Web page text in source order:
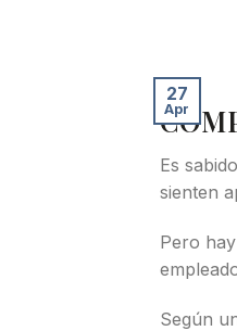
27
Apr
Es
sienten
Pero
Según